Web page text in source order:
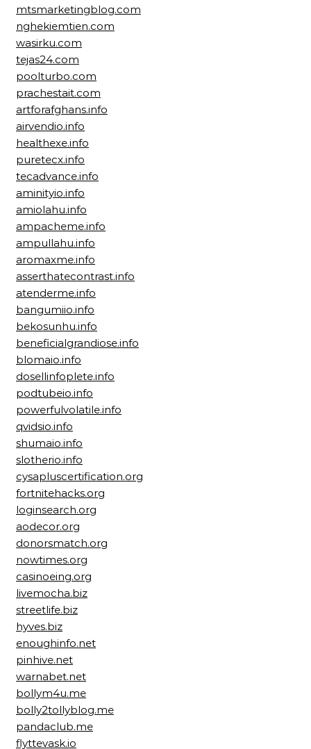
mtsmarketingblog.com
nghekiemtien.com
wasirku.com
tejas24.com
poolturbo.com
prachestait.com
artforafghans.info
airvendio.info
healthexe.info
puretecx.info
tecadvance.info
aminityio.info
amiolahu.info
ampacheme.info
ampullahu.info
aromaxme.info
asserthatecontrast.info
atenderme.info
bangumiio.info
bekosunhu.info
beneficialgrandiose.info
blomaio.info
dosellinfoplete.info
podtubeio.info
powerfulvolatile.info
qvidsio.info
shumaio.info
slotherio.info
cysapluscertification.org
fortnitehacks.org
loginsearch.org
aodecor.org
donorsmatch.org
nowtimes.org
casinoeing.org
livemocha.biz
streetlife.biz
hyves.biz
enoughinfo.net
pinhive.net
warnabet.net
bollym4u.me
bolly2tollyblog.me
pandaclub.me
flyttevask.io